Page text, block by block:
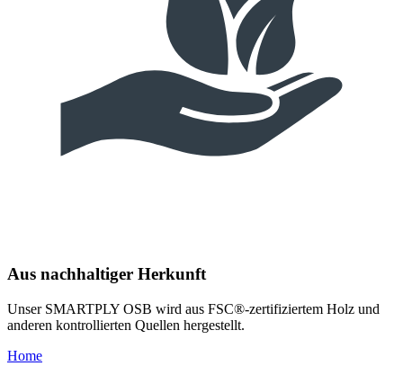
Aus nachhaltiger Herkunft
Unser SMARTPLY OSB wird aus FSC®-zertifiziertem Holz und
anderen kontrollierten Quellen hergestellt.
Home